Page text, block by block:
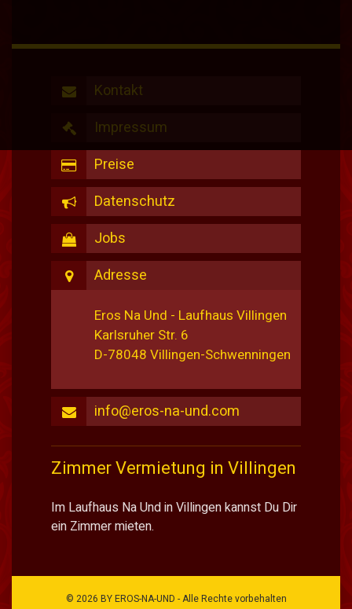
Kontakt
Impressum
Preise
Datenschutz
Jobs
Adresse
Eros Na Und - Laufhaus Villingen
Karlsruher Str. 6
D-78048 Villingen-Schwenningen
info@eros-na-und.com
Zimmer Vermietung in Villingen
Im Laufhaus Na Und in Villingen kannst Du Dir
ein Zimmer mieten.
© 2026 BY EROS-NA-UND - Alle Rechte vorbehalten